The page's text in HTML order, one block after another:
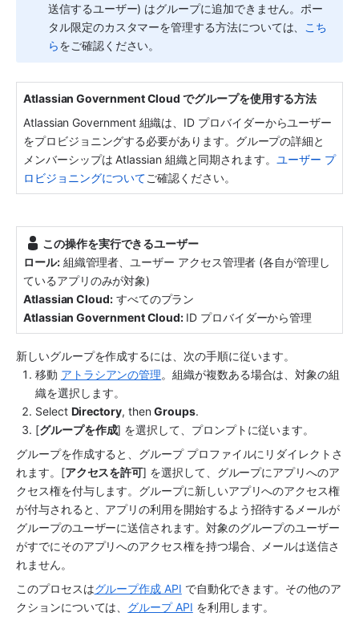
送信するユーザー) はグループに追加できません。ポー
タル限定のカスタマーを管理する方法については、 こち
らをご確認ください。
Atlassian Government Cloud でグループを使用する方法
Atlassian Government 組織は、ID プロバイダーからユーザー
をプロビジョニングする必要があります。グループの詳細と
メンバーシップは Atlassian 組織と同期されます。 ユーザー プ
ロビジョニングについてご確認ください。
この操作を実行できるユーザー
ロール: 組織管理者、ユーザー アクセス管理者 (各自が管理し
ているアプリのみが対象)
Atlassian Cloud: すべてのプラン
Atlassian Government Cloud: ID プロバイダーから管理
新しいグループを作成するには、次の手順に従います。
移動 アトラシアンの管理。組織が複数ある場合は、対象の組
織を選択します。
Select Directory, then Groups.
[グループを作成] を選択して、プロンプトに従います。
グループを作成すると、グループ プロファイルにリダイレクトさ
れます。[アクセスを許可] を選択して、グループにアプリへのア
クセス権を付与します。グループに新しいアプリへのアクセス権
が付与されると、 アプリの利用を開始するよう招待するメールが
グループのユーザーに送信されます。対象のグループのユーザー
がすでにそのアプリへのアクセス権を持つ場合、メールは送信さ
れません。
このプロセスはグループ作成 API で自動化できます。その他のア
クションについては、 グループ API を利用します。